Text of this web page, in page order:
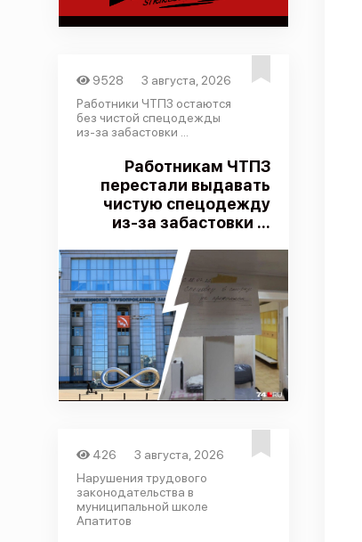
9528
3 августа, 2026
Работники ЧТПЗ остаются
без чистой спецодежды
из-за забастовки ...
Работникам ЧТПЗ
перестали выдавать
чистую спецодежду
из-за забастовки ...
426
3 августа, 2026
Нарушения трудового
законодательства в
муниципальной школе
Апатитов